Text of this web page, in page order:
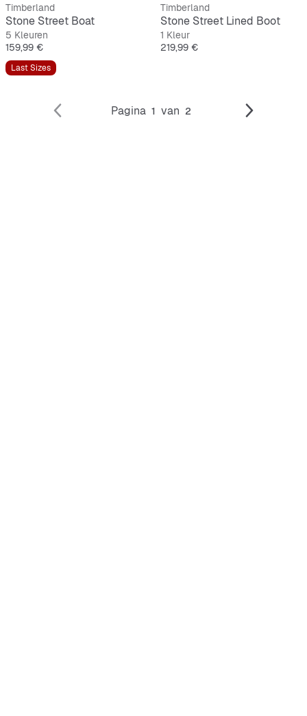
Timberland
Stone Street Boat
5 Kleuren
Prijs
159,99 €
Last Sizes
Timberland
Stone Street Lined Boot
1 Kleur
Prijs
219,99 €
Pagina 1 van 2